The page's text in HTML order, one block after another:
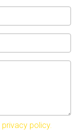
privacy policy.